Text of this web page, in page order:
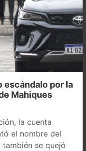
escándalo por la
Mahiques
la cuenta
el nombre del
se quejó